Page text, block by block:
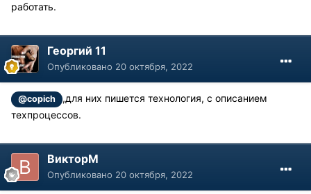
работать.
Георгий 11
Опубликовано 20 октября, 2022
@copich
,для них пишется технология, с описанием
техпроцессов.
ВикторМ
Опубликовано 20 октября, 2022